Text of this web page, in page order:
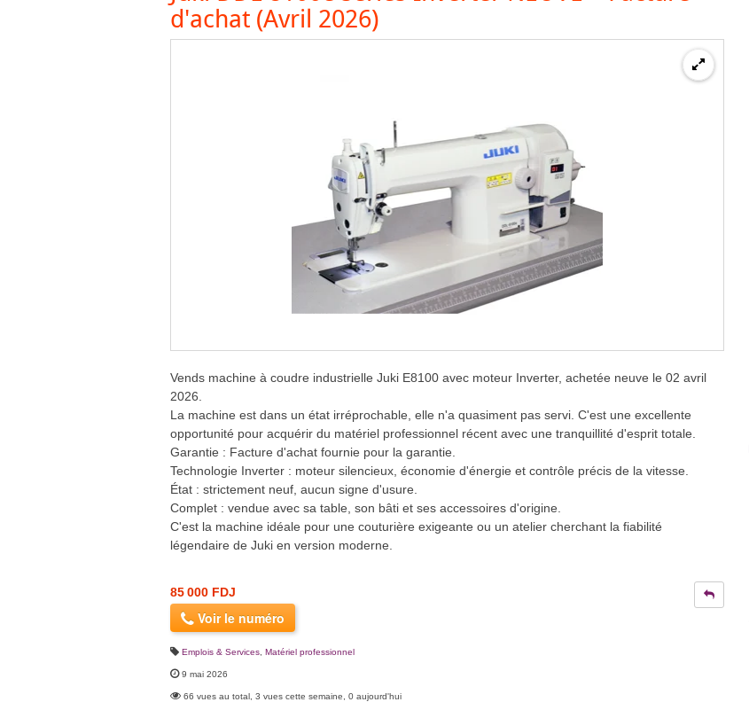
d'achat (Avril 2026)
Vends machine à coudre industrielle Juki E8100 avec moteur Inverter, achetée neuve le 02 avril
2026.
La machine est dans un état irréprochable, elle n'a quasiment pas servi. C'est une excellente
opportunité pour acquérir du matériel professionnel récent avec une tranquillité d'esprit totale.
Garantie : Facture d'achat fournie pour la garantie.
Technologie Inverter : moteur silencieux, économie d'énergie et contrôle précis de la vitesse.
État : strictement neuf, aucun signe d'usure.
Complet : vendue avec sa table, son bâti et ses accessoires d'origine.
C'est la machine idéale pour une couturière exigeante ou un atelier cherchant la fiabilité
légendaire de Juki en version moderne.
85 000 FDJ
Voir le numéro
Emplois & Services Matériel professionnel
9 mai 2026
66 vues au total, 3 vues cette semaine, 0 aujourd'hui